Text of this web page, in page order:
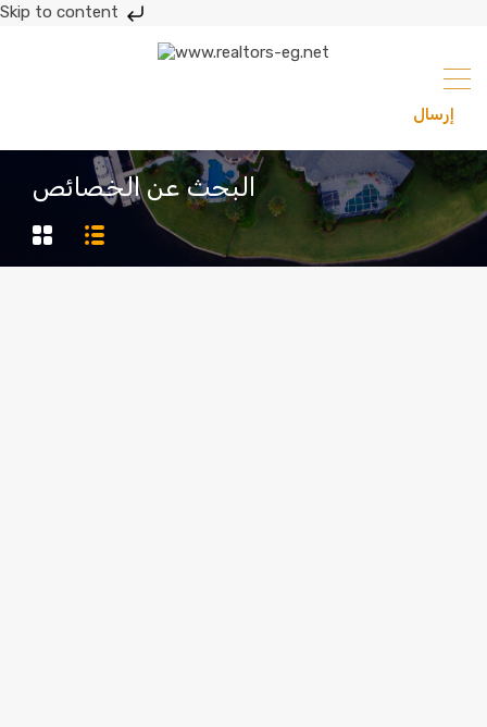
Skip to content
إرسال
البحث عن الخصائص